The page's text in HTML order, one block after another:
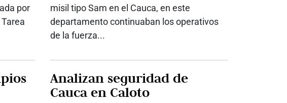
por
misil tipo Sam en el Cauca, en este
departamento continuaban los operativos
de la fuerza...
Analizan seguridad de
Cauca en Caloto